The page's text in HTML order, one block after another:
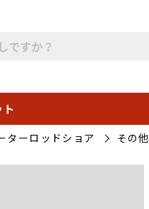
ターロッドショア その他